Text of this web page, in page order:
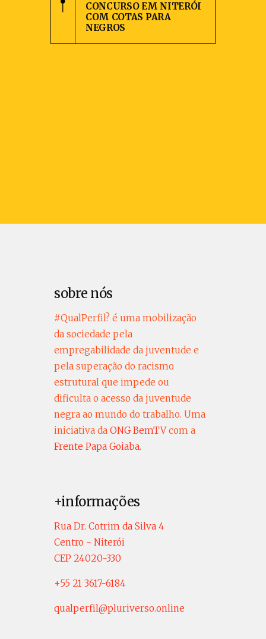
CONCURSO EM NITERÓI
COM COTAS PARA
NEGROS
sobre nós
#QualPerfil? é uma mobilização
da sociedade pela
empregabilidade da juventude e
pela superação do racismo
estrutural que impede ou
dificulta o acesso da juventude
negra ao mundo do trabalho. Uma
iniciativa da ONG BemTVcom a
Frente Papa Goiaba.
+informações
Rua Dr. Cotrim da Silva 4
Centro - Niterói
CEP 24020-330
+55 21 3617-6184
qualperfil@pluriverso.online